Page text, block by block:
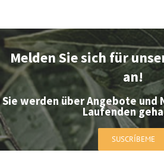
Melden Sie sich für
an!
Sie werden über Angebote und
Laufenden
SUSCRÍBEME